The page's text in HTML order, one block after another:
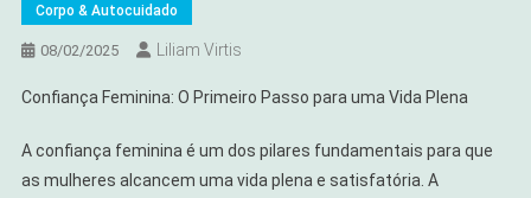
Corpo & Autocuidado
08/02/2025 Liliam Virtis
Confiança Feminina: O Primeiro Passo para uma Vida Plena
A confiança feminina é um dos pilares fundamentais para que
as mulheres alcancem uma vida plena e satisfatória. A